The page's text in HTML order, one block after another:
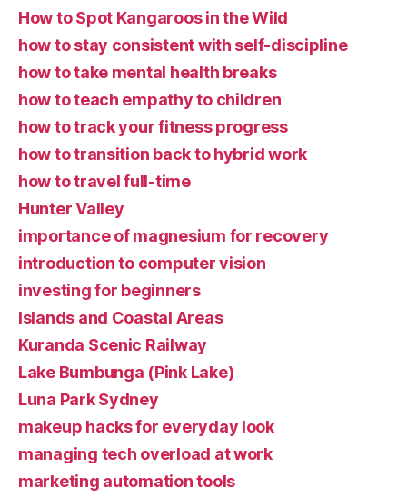
How to Spot Kangaroos in the Wild
how to stay consistent with self-discipline
how to take mental health breaks
how to teach empathy to children
how to track your fitness progress
how to transition back to hybrid work
how to travel full-time
Hunter Valley
importance of magnesium for recovery
introduction to computer vision
investing for beginners
Islands and Coastal Areas
Kuranda Scenic Railway
Lake Bumbunga (Pink Lake)
Luna Park Sydney
makeup hacks for everyday look
managing tech overload at work
marketing automation tools